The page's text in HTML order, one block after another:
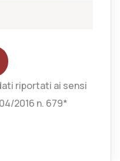
riportati ai sensi
2016 n. 679*